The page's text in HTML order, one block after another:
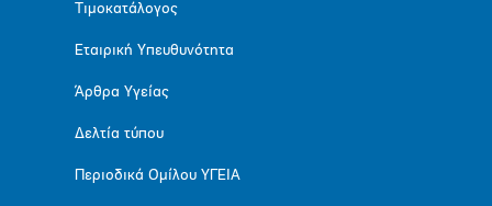
Τιμοκατάλογος
Εταιρική Υπευθυνότητα
Άρθρα Υγείας
Δελτία τύπου
Περιοδικά Ομίλου ΥΓΕΙΑ